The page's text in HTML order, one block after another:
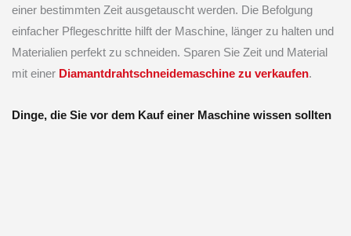
einer bestimmten Zeit ausgetauscht werden. Die Befolgung
einfacher Pflegeschritte hilft der Maschine, länger zu halten und
Materialien perfekt zu schneiden. Sparen Sie Zeit und Material
mit einer Diamantdrahtschneidemaschine zu verkaufen.
Dinge, die Sie vor dem Kauf einer Maschine wissen sollten